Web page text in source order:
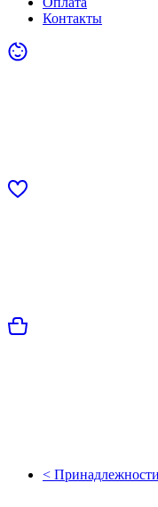
Контакты
<